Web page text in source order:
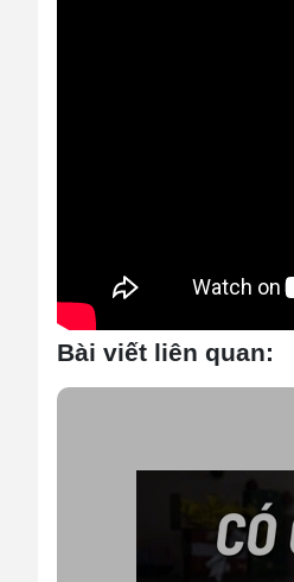
Bài viết liên quan: